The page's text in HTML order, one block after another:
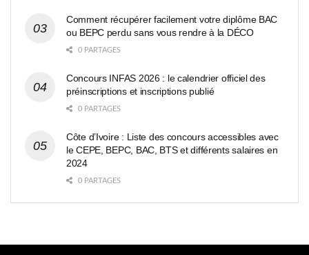
Comment récupérer facilement votre diplôme BAC
ou BEPC perdu sans vous rendre à la DÉCO
0 PARTAGES
Concours INFAS 2026 : le calendrier officiel des
préinscriptions et inscriptions publié
0 PARTAGES
Côte d’Ivoire : Liste des concours accessibles avec
le CEPE, BEPC, BAC, BTS et différents salaires en
2024
0 PARTAGES